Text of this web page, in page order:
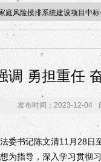
庭风险摸排系统建设项目中
人民大学入校工作提醒
调 勇担重任
发布时间：2023-12-04
书记陈文清11月28日
为指导，深入学习贯彻